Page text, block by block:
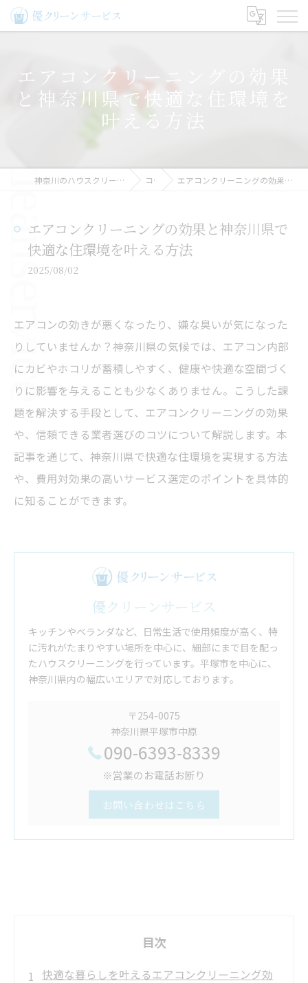
エアコンクリーニングの効果
と神奈川県で快適な住環境を
叶える方法
神奈川のハウスクリーニングなら優クリーンサービス コラム エアコンクリーニングの効果と神奈川県で快適な住環境を叶える方法
エアコンクリーニングの効果と神奈川県で
快適な住環境を叶える方法
2025/08/02
エアコンの効きが悪くなったり、嫌な臭いが気になった
りしていませんか？神奈川県の気候では、エアコン内部
にカビやホコリが蓄積しやすく、健康や快適な空間づく
りに影響を与えることも少なくありません。こうした課
題を解決する手段として、エアコンクリーニングの効果
や、信頼できる業者選びのコツについて解説します。本
記事を通じて、神奈川県で快適な住環境を実現する方法
や、費用対効果の高いサービス選定のポイントを具体的
に知ることができます。
優クリーンサービス
キッチンやベランダなど、日常生活で使用頻度が高く、特
に汚れがたまりやすい場所を中心に、細部にまで目を配っ
たハウスクリーニングを行っています。平塚市を中心に、
神奈川県内の幅広いエリアで対応しております。
〒254-0075
神奈川県平塚市中原
090-6393-8339
※営業のお電話お断り
お問い合わせはこちら
目次
快適な暮らしを叶えるエアコンクリーニング効